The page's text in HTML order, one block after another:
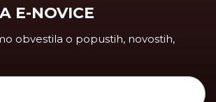
E-NOVICE
obvestila o popustih, novostih,